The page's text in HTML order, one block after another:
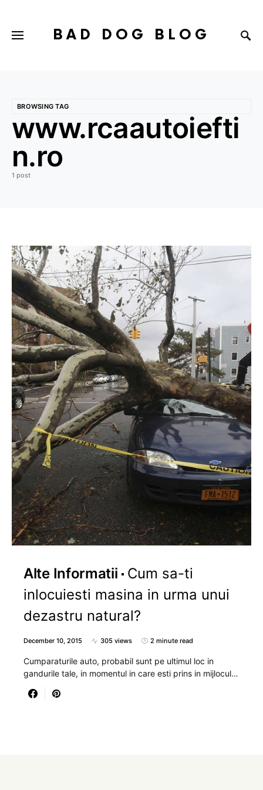
BAD DOG BLOG
BROWSING TAG
www.rcaautoiefti
n.ro
1 post
Alte Informatii
Cum sa-ti
inlocuiesti masina in urma unui
dezastru natural?
December 10, 2015 305 views 2 minute read
Cumparaturile auto, probabil sunt pe ultimul loc in
gandurile tale, in momentul in care esti prins in mijlocul…